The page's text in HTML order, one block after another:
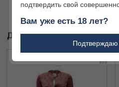
ДРУГИЕ ТОВАРЫ
подтвердить свой
Вам уже есть 18 лет?
Подтверждаю